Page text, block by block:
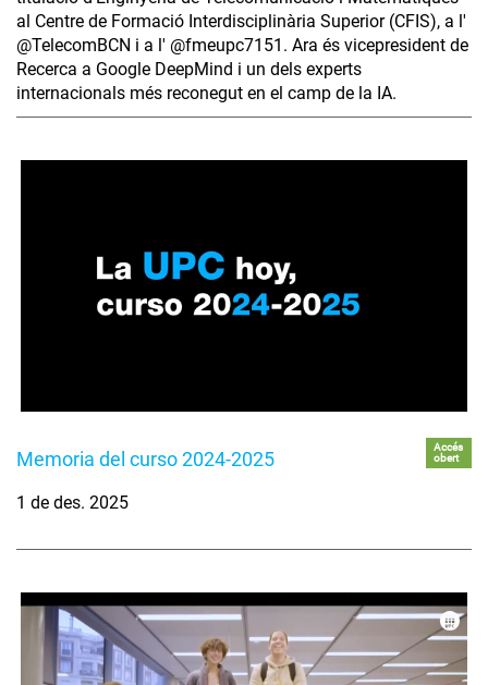
al Centre de Formació Interdisciplinària Superior (CFIS), a l'
‪@TelecomBCN‬ i a l' ‪@fmeupc7151‬. Ara és vicepresident de
Recerca a Google DeepMind i un dels experts
internacionals més reconegut en el camp de la IA.
Memoria del curso 2024-2025
Accés
obert
1 de des. 2025